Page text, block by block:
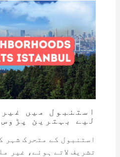
استنبول میں
لیے بہترین پڑوس
استنبول کے متحرک شہر
تشریف لاتے ہوئے، غیر